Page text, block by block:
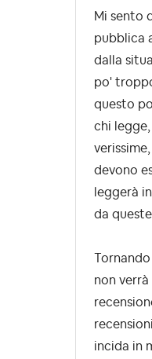
Mi sento
pubblica
dalla
po'
questo
chi
devono
leggerà
da
non
incida in